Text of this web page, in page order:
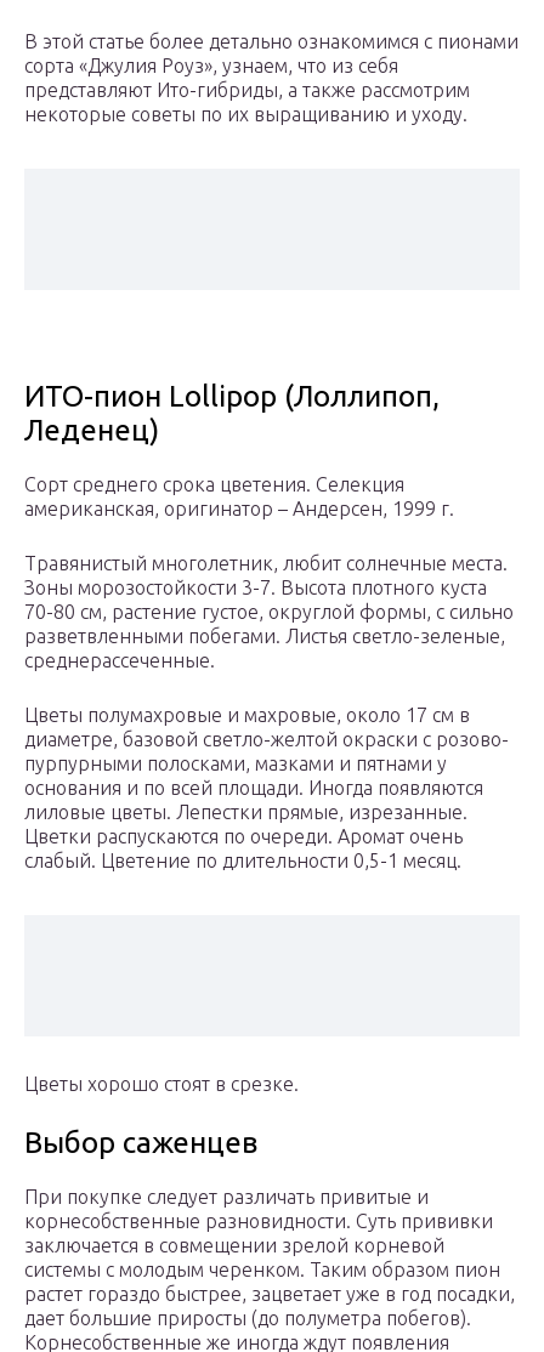
В этой статье более детально ознакомимся с пионами
сорта «Джулия Роуз», узнаем, что из себя
представляют Ито-гибриды, а также рассмотрим
некоторые советы по их выращиванию и уходу.
ИТО-пион Lollipop (Лоллипоп,
Леденец)
Сорт среднего срока цветения. Селекция
американская, оригинатор – Андерсен, 1999 г.
Травянистый многолетник, любит солнечные места.
Зоны морозостойкости 3-7. Высота плотного куста
70-80 см, растение густое, округлой формы, с сильно
разветвленными побегами. Листья светло-зеленые,
среднерассеченные.
Цветы полумахровые и махровые, около 17 см в
диаметре, базовой светло-желтой окраски с розово-
пурпурными полосками, мазками и пятнами у
основания и по всей площади. Иногда появляются
лиловые цветы. Лепестки прямые, изрезанные.
Цветки распускаются по очереди. Аромат очень
слабый. Цветение по длительности 0,5-1 месяц.
Цветы хорошо стоят в срезке.
Выбор саженцев
При покупке следует различать привитые и
корнесобственные разновидности. Суть прививки
заключается в совмещении зрелой корневой
системы с молодым черенком. Таким образом пион
растет гораздо быстрее, зацветает уже в год посадки,
дает большие приросты (до полуметра побегов).
Корнесобственные же иногда ждут появления